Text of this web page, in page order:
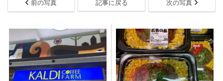
前の写真 記事に戻る 次の写真